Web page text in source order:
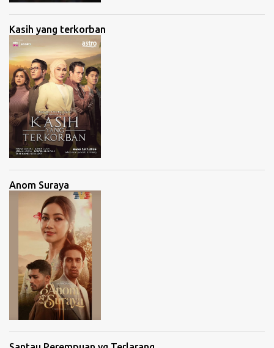
Kasih yang terkorban
Anom Suraya